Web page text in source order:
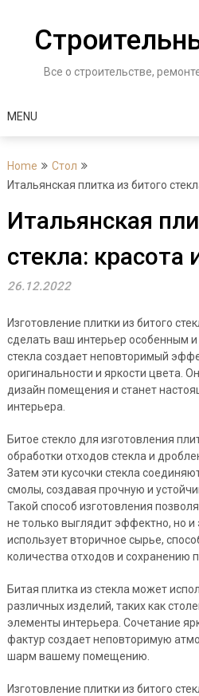
content
Все о строительстве,
MENU
Home
Стол
Итальянская плитка из битого
Итальянская
стекла: красота
26.12.2022
Изготовление плитки из битого
сделать ваш интерьер особенным
стекла создает неповторимый
оригинальности и яркости цвета.
дизайн помещения и станет
интерьера.
Битое стекло для изготовления
обработки отходов стекла и
Затем эти кусочки стекла
смолы, создавая прочную и
Такой способ изготовления
не только выглядит эффектно, но и
использует вторичное сырье,
количества отходов и сохранению
Битая плитка из стекла может
различных изделий, таких как
элементы интерьера. Сочетание
фактур создает неповторимую
шарм вашему помещению.
Изготовление плитки из битого